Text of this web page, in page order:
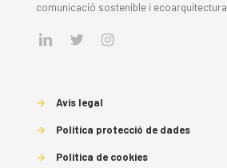
comunicació sostenible i ecoarquitectura
→ Avís legal
→ Política protecció de dades
→ Política de cookies